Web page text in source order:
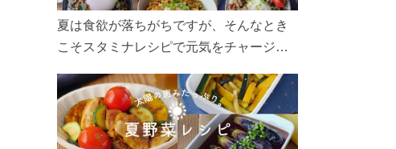
夏は食欲が落ちがちですが、そんなとき
こそスタミナレシピで元気をチャージ！
リ食べて、夏バテを吹き飛ばしましょ
う！